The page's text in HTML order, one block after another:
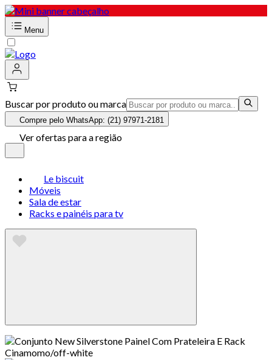
Menu
Buscar por produto ou marca
Compre pelo WhatsApp: (21) 97971-2181
Ver ofertas para a região
Le biscuit
Móveis
Sala de estar
Racks e painéis para tv